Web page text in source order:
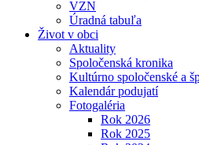
VZN
Úradná tabuľa
Život v obci
Aktuality
Spoločenská kronika
Kultúrno spoločenské a
Kalendár podujatí
Fotogaléria
Rok 2026
Rok 2025